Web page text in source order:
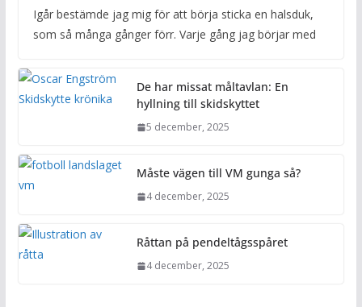
Igår bestämde jag mig för att börja sticka en halsduk,
som så många gånger förr. Varje gång jag börjar med
De har missat måltavlan: En
hyllning till skidskyttet
5 december, 2025
Måste vägen till VM gunga så?
4 december, 2025
Råttan på pendeltågsspåret
4 december, 2025